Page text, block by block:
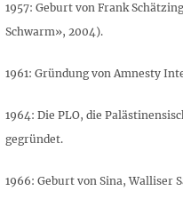
1957: Geburt von Frank
Schwarm», 2004).
1961: Gründung von Amnesty
1964: Die PLO, die
gegründet.
1966: Geburt von Sina, Walliser